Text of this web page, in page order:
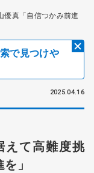
優真「自信つかみ前進
で見つけや
2025.04.16
えて高難度挑
」